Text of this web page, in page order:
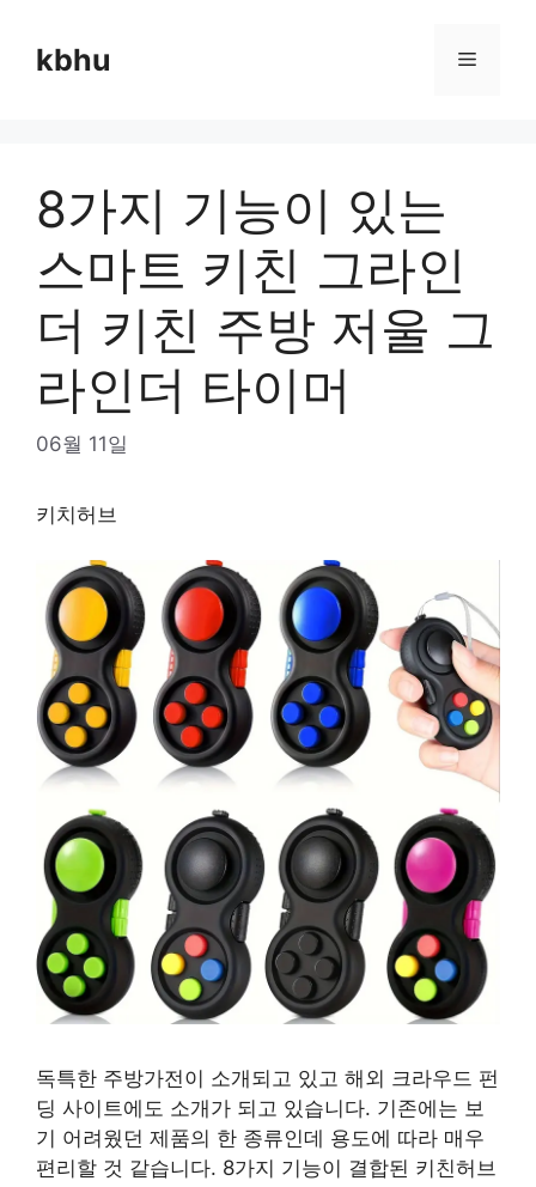
contentkbhu Menu
8가지 기능이 있는
스마트 키친 그라인
더 키친 주방 저울 그
라인더 타이머
06월 11일
키치허브
독특한 주방가전이 소개되고 있고 해외 크라우드 펀
딩 사이트에도 소개가 되고 있습니다. 기존에는 보
기 어려웠던 제품의 한 종류인데 용도에 따라 매우
편리할 것 같습니다. 8가지 기능이 결합된 키친허브